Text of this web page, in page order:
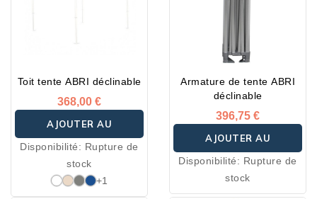
Toit tente ABRI déclinable
368,00 €
AJOUTER AU
PANIER
Disponibilité: Rupture de
stock
+1
Armature de tente ABRI
déclinable
396,75 €
AJOUTER AU
PANIER
Disponibilité: Rupture de
stock